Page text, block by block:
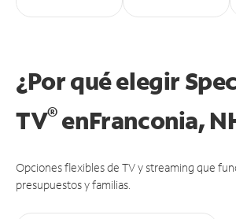
¿Por qué elegir
TV®enFranconia,
Opciones flexibles de TV y streaming que
presupuestos y familias.